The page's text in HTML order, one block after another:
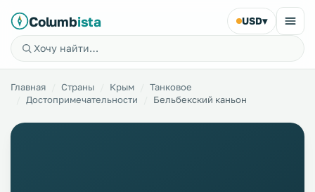
Columbista USD▾
Главная Страны Крым
Танковое
Достопримечательности
Бельбекский каньон